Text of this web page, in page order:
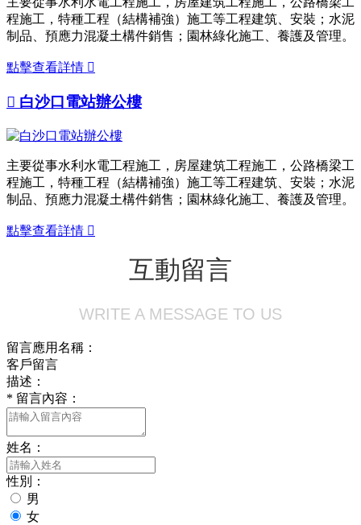
程施工，特種工程（結構補強）施工等工程建筑、安裝；水泥
制品、預應力混凝土構件銷售；園林綠化施工、養護及管理。
點擊查看詳情 
 白沙口電站辦公樓
主要從事水利水電工程施工，房屋建筑工程施工，公路橋梁工
程施工，特種工程（結構補強）施工等工程建筑、安裝；水泥
制品、預應力混凝土構件銷售；園林綠化施工、養護及管理。
點擊查看詳情 
互動留言
WRITE A MESSAGE TO US
留言應用名稱：
客戶留言
描述：
* 留言內容：
姓名：
性別：
男
女